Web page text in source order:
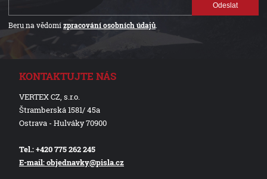
Odeslat
Beru na vědomízpracování osobních údajů.
KONTAKTUJTE NÁS
VERTEX CZ, s.r.o.
Štramberská 1581/ 45a
Ostrava - Hulváky 70900
Tel.: +420 775 262 245
E-mail: objednavky@pisla.cz